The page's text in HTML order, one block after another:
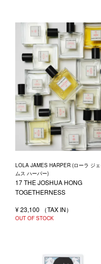
LOLA JAMES HARPER (ローラ ジェ
ムス ハーパー)
17 THE JOSHUA HONG
TOGETHERNESS
¥23,100
OUT OF STOCK